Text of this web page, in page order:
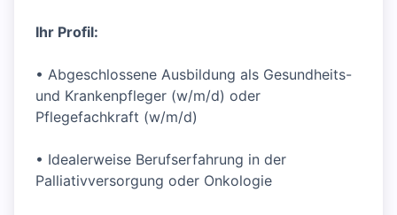
Ihr Profil:
• Abgeschlossene Ausbildung als Gesundheits-
und Krankenpfleger (w/m/d) oder
Pflegefachkraft (w/m/d)
• Idealerweise Berufserfahrung in der
Palliativversorgung oder Onkologie